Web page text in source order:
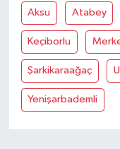
Aksu Atabey
Keçiborlu
Şarkikaraağaç
Yenişarbademli